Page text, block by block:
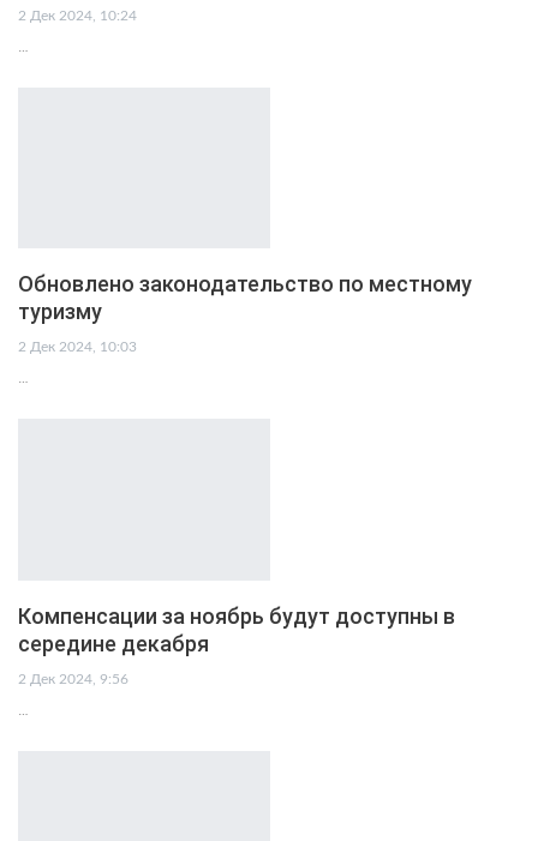
2 Дек 2024, 10:24
Обновлено законодательство по местному
туризму
2 Дек 2024, 10:03
…
Компенсации за ноябрь будут доступны в
середине декабря
2 Дек 2024, 9:56